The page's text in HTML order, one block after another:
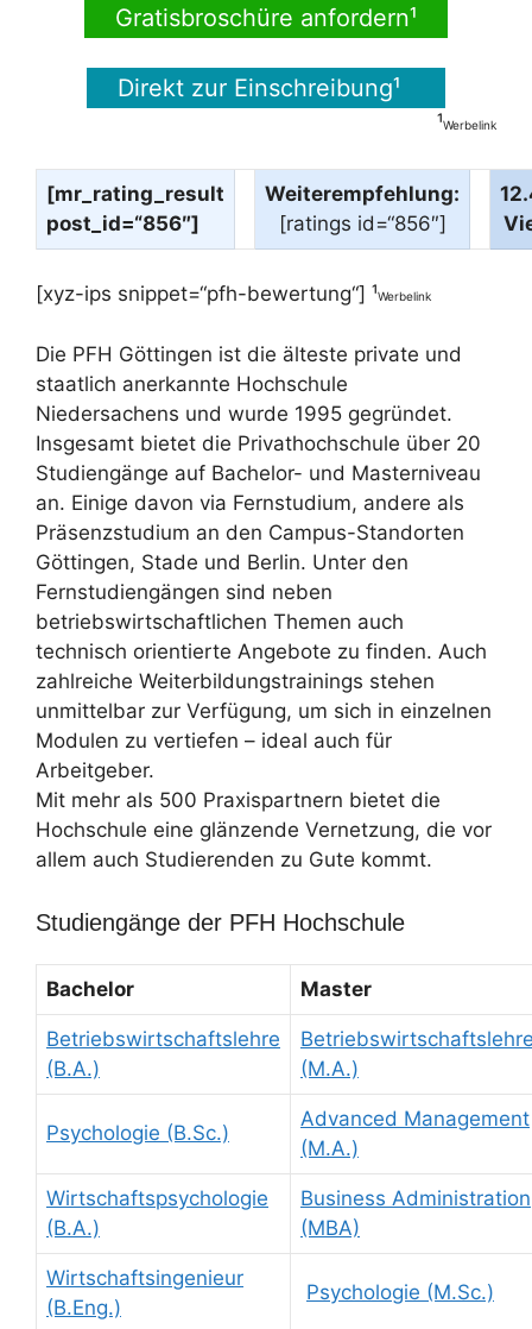
Gratisbroschüre anfordern¹
Direkt zur Einschreibung¹
¹Werbelink
[mr_rating_result
post_id=“856″]
Weiterempfehlung:
[ratings id=“856″]
[xyz-ips snippet=“pfh-bewertung“] ¹Werbelink
Die PFH Göttingen ist die älteste private und
staatlich anerkannte Hochschule
Niedersachens und wurde 1995 gegründet.
Insgesamt bietet die Privathochschule über 20
Studiengänge auf Bachelor- und Masterniveau
an. Einige davon via Fernstudium, andere als
Präsenzstudium an den Campus-Standorten
Göttingen, Stade und Berlin. Unter den
Fernstudiengängen sind neben
betriebswirtschaftlichen Themen auch
technisch orientierte Angebote zu finden. Auch
zahlreiche Weiterbildungstrainings stehen
unmittelbar zur Verfügung, um sich in einzelnen
Modulen zu vertiefen – ideal auch für
Arbeitgeber.
Mit mehr als 500 Praxispartnern bietet die
Hochschule eine glänzende Vernetzung, die vor
allem auch Studierenden zu Gute kommt.
Studiengänge der PFH Hochschule
Bachelor Master
Betriebswirtschaftslehre
(B.A.)
(M.A.)
Psychologie (B.Sc.)
Advanced Management
(M.A.)
Wirtschaftspsychologie
(B.A.)
Business Administration
(MBA)
Wirtschaftsingenieur
(B.Eng.)
Psychologie (M.Sc.)